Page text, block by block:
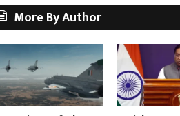
More By Author